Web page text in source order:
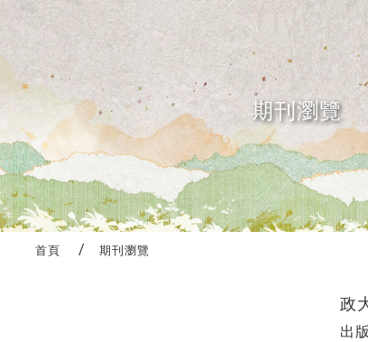
期刊瀏覽
首頁 期刊瀏覽
政
出